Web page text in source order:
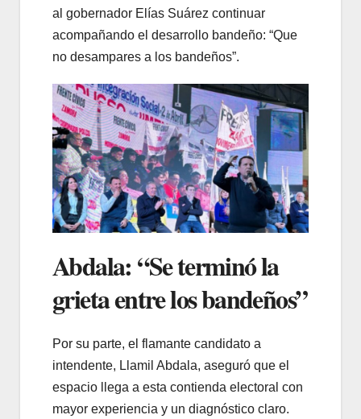
al gobernador Elías Suárez continuar
acompañando el desarrollo bandeño: “Que
no desampares a los bandeños”.
Abdala: “Se terminó la
grieta entre los bandeños”
Por su parte, el flamante candidato a
intendente, Llamil Abdala, aseguró que el
espacio llega a esta contienda electoral con
mayor experiencia y un diagnóstico claro.